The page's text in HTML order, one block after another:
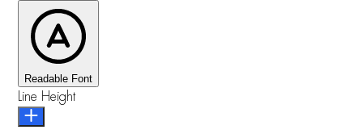
Readable Font
Line Height